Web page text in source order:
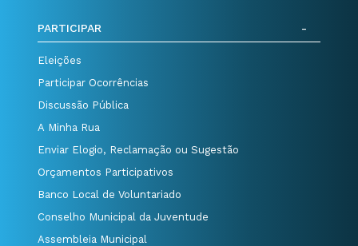
PARTICIPAR
Eleições
Participar Ocorrências
Discussão Pública
A Minha Rua
Enviar Elogio, Reclamação ou Sugestão
Orçamentos Participativos
Banco Local de Voluntariado
Conselho Municipal da Juventude
Assembleia Municipal